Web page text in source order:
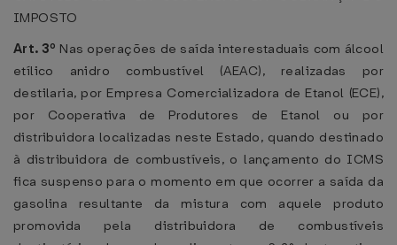
IMPOSTO
Art. 3º Nas operações de saída interestaduais com álcool
etílico anidro combustível (AEAC), realizadas por
destilaria, por Empresa Comercializadora de Etanol (ECE),
por Cooperativa de Produtores de Etanol ou por
distribuidora localizadas neste Estado, quando destinado
à distribuidora de combustíveis, o lançamento do ICMS
fica suspenso para o momento em que ocorrer a saída da
gasolina resultante da mistura com aquele produto
promovida pela distribuidora de combustíveis